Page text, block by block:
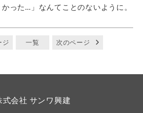
かった…」なんてことのないように。
ジ 一覧 次のページ
式会社 サンワ興建